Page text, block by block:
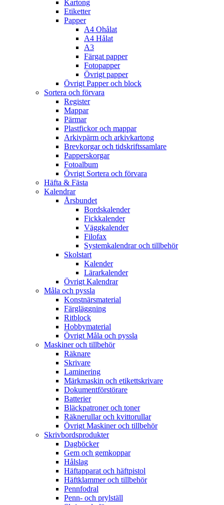
Kartong
Etiketter
Papper
A4 Ohålat
A4 Hålat
A3
Färgat papper
Fotopapper
Övrigt papper
Övrigt Papper och block
Sortera och förvara
Register
Mappar
Pärmar
Plastfickor och mappar
Arkivpärm och arkivkartong
Brevkorgar och tidskriftssamlare
Papperskorgar
Fotoalbum
Övrigt Sortera och förvara
Häfta & Fästa
Kalendrar
Årsbundet
Bordskalender
Fickkalender
Väggkalender
Filofax
Systemkalendrar och tillbehör
Skolstart
Kalender
Lärarkalender
Övrigt Kalendrar
Måla och pyssla
Konstnärsmaterial
Färgläggning
Ritblock
Hobbymaterial
Övrigt Måla och pyssla
Maskiner och tillbehör
Räknare
Skrivare
Laminering
Märkmaskin och etikettskrivare
Dokumentförstörare
Batterier
Bläckpatroner och toner
Räknerullar och kvittorullar
Övrigt Maskiner och tillbehör
Skrivbordsprodukter
Dagböcker
Gem och gemkoppar
Hålslag
Häftapparat och häftpistol
Häftklammer och tillbehör
Pennfodral
Penn- och prylställ